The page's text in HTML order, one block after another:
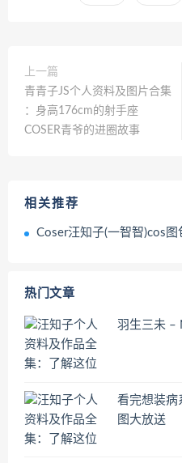
上一篇
青青子JS个人资料及图片合集​​
：身高176cm的射手座
COSER青爷的进圈故事
相关推荐
Coser汪知子(一智智)cos图包
热门文章
羽生三未 –
看完想装病
图大放送